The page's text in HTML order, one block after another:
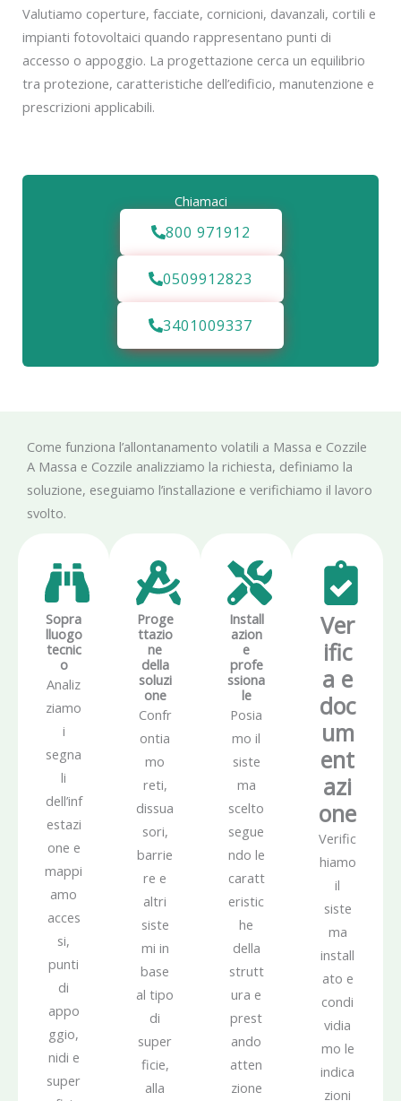
Valutiamo coperture, facciate, cornicioni, davanzali, cortili e
impianti fotovoltaici quando rappresentano punti di
accesso o appoggio. La progettazione cerca un equilibrio
tra protezione, caratteristiche dell’edificio, manutenzione e
prescrizioni applicabili.
Chiamaci
800 971912
0509912823
3401009337
Come funziona l’allontanamento volatili a Massa e Cozzile
A Massa e Cozzile analizziamo la richiesta, definiamo la
soluzione, eseguiamo l’installazione e verifichiamo il lavoro
svolto.
Sopra
lluogo
tecnic
o
Analiz
ziamo
i
segna
li
dell’inf
estazi
one e
mappi
amo
acces
si,
punti
di
appo
ggio,
nidi e
super
Proge
ttazio
ne
della
soluzi
one
Confr
ontia
mo
reti,
dissua
sori,
barrie
re e
altri
siste
mi in
base
al tipo
di
super
ficie,
alla
Install
azion
e
profe
ssiona
le
Posia
mo il
siste
ma
scelto
segue
ndo le
caratt
eristic
he
della
strutt
ura e
prest
ando
atten
zione
Ver
ific
a e
doc
um
ent
azi
one
Verific
hiamo
il
siste
ma
install
ato e
condi
vidia
mo le
indica
zioni